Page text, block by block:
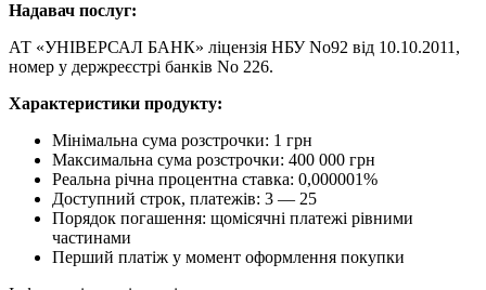
Надавач послуг:
АТ «УНІВЕРСАЛ БАНК» ліцензія НБУ No92 від 10.10.2011,
номер у держреєстрі банків No 226.
Характеристики продукту:
Мінімальна сума розстрочки: 1 грн
Максимальна сума розстрочки: 400 000 грн
Реальна річна процентна ставка: 0,000001%
Доступний строк, платежів: 3 — 25
Порядок погашення: щомісячні платежі рівними
частинами
Перший платіж у момент оформлення покупки